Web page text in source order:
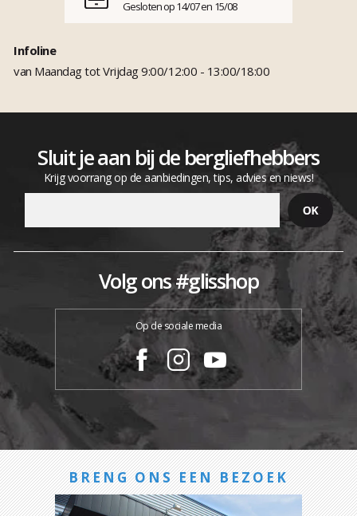
Gesloten op 14/07 en 15/08
Infoline
van Maandag tot Vrijdag 9:00/12:00 - 13:00/18:00
Sluit je aan bij de bergliefhebbers
Krijg voorrang op de aanbiedingen, tips, advies en niews!
Volg ons #glisshop
Op de sociale media
BRENG ONS EEN BEZOEK